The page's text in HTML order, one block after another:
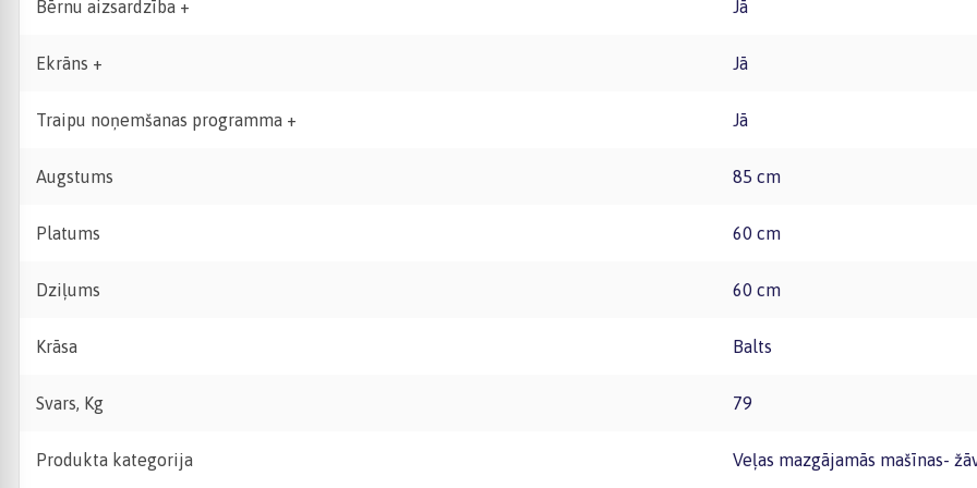
Bērnu aizsardzība + Jā
Ekrāns + Jā
Traipu noņemšanas programma + Jā
Augstums 85 cm
Platums 60 cm
Dziļums 60 cm
Krāsa Balts
Svars, Kg 79
Produkta kategorija Veļas mazgājamās mašīnas-